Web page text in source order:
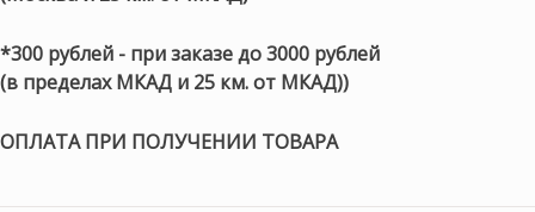
*300 рублей - при заказе до 3000 рублей
(в пределах МКАД и 25 км. от МКАД))
ОПЛАТА ПРИ ПОЛУЧЕНИИ ТОВАРА